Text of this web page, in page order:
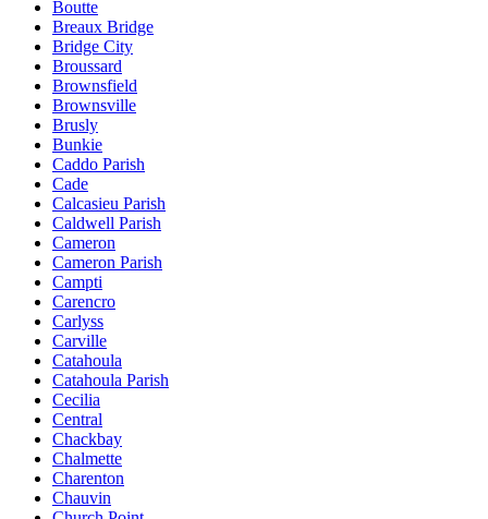
Boutte
Breaux Bridge
Bridge City
Broussard
Brownsfield
Brownsville
Brusly
Bunkie
Caddo Parish
Cade
Calcasieu Parish
Caldwell Parish
Cameron
Cameron Parish
Campti
Carencro
Carlyss
Carville
Catahoula
Catahoula Parish
Cecilia
Central
Chackbay
Chalmette
Charenton
Chauvin